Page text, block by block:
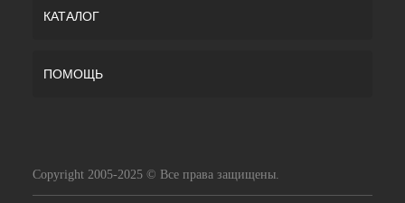
КАТАЛОГ
ПОМОЩЬ
Copyright 2005-2025 © Все права защищены.